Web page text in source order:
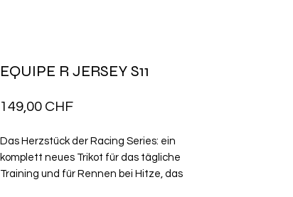
EQUIPE R JERSEY S11
149,00 CHFPrix
Das Herzstück der Racing Series: ein
komplett neues Trikot für das tägliche
Training und für Rennen bei Hitze, das